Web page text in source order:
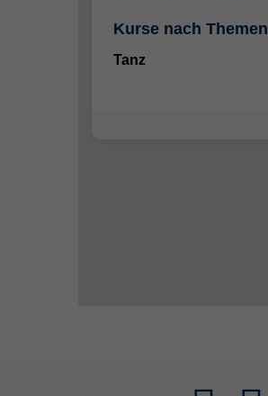
Kurse nach Themen
Tanz